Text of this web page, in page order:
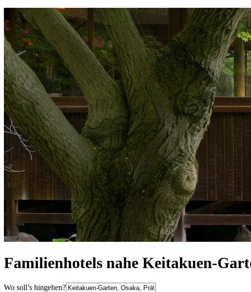
Familienhotels nahe Keitakuen-
Wo soll’s hingehen?